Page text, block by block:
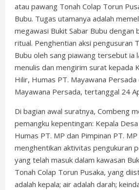
atau pawang Tonah Colap Torun
Bubu. Tugas utamanya adalah
megawasi Bukit Sabar Bubu dengan
ritual. Penghentian aksi pengusuran
Bubu oleh sang piawang tersebut ia
menulis dan mengirim surat kepada
Hilir, Humas PT. Mayawana Persada
Mayawana Persada, tertanggal 24
Di bagian awal suratnya, Combeng
pemangku kepentingan: Kepala
Humas PT. MP dan Pimpinan PT.
menghentikan aktivitas pengukuran
yang telah masuk dalam kawasan
Tonah Colap Torun Pusaka, yang
adalah kepala; air adalah darah;